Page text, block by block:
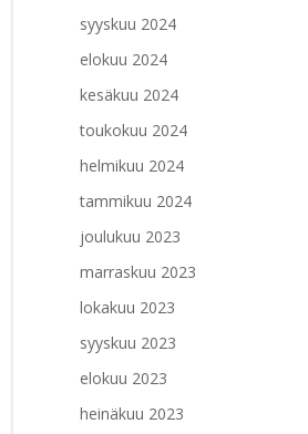
syyskuu 2024
elokuu 2024
kesäkuu 2024
toukokuu 2024
helmikuu 2024
tammikuu 2024
joulukuu 2023
marraskuu 2023
lokakuu 2023
syyskuu 2023
elokuu 2023
heinäkuu 2023